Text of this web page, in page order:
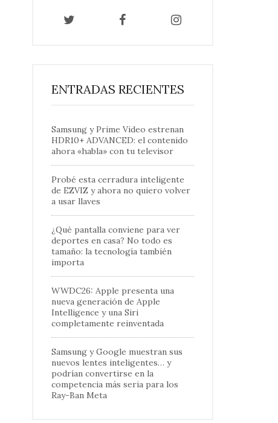
ENTRADAS RECIENTES
Samsung y Prime Video estrenan
HDR10+ ADVANCED: el contenido
ahora «habla» con tu televisor
Probé esta cerradura inteligente
de EZVIZ y ahora no quiero volver
a usar llaves
¿Qué pantalla conviene para ver
deportes en casa? No todo es
tamaño: la tecnología también
importa
WWDC26: Apple presenta una
nueva generación de Apple
Intelligence y una Siri
completamente reinventada
Samsung y Google muestran sus
nuevos lentes inteligentes… y
podrían convertirse en la
competencia más seria para los
Ray-Ban Meta